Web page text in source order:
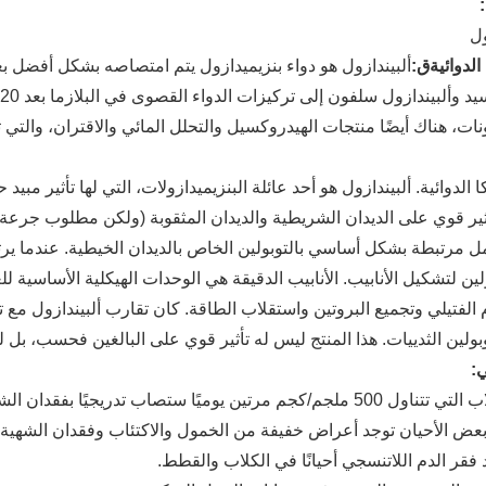
ق: ألبيندازول هو دواء بنزيميدازول يتم امتصاصه بشكل
هناك أيضًا منتجات الهيدروكسيل والتحلل المائي والاقتران،
الدوائية. ألبيندازول هو أحد عائلة البنزيميدازولات، التي لها
قوي على الديدان الشريطية والديدان المثقوبة (ولكن مطلوب
مرتبطة بشكل أساسي بالتوبولين الخاص بالديدان الخيطية. عندما
لتشكيل الأنابيب. الأنابيب الدقيقة هي الوحدات الهيكلية
الفتيلي وتجميع البروتين واستقلاب الطاقة. كان تقارب ألبيندازول
الثدييات. هذا المنتج ليس له تأثير قوي على البالغين فحسب، بل